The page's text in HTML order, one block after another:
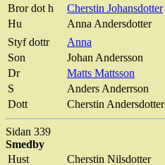
Brordoth Cherstin Johansdotter
Hu
Anna Andersdotter
Styf dottr Anna
Son
Johan Andersson
Dr
Matts Mattsson
S
AndersAnderrson
Dott
CherstinAndersdotter
Sidan 339
Smedby
Hust
Cherstin Nilsdotter